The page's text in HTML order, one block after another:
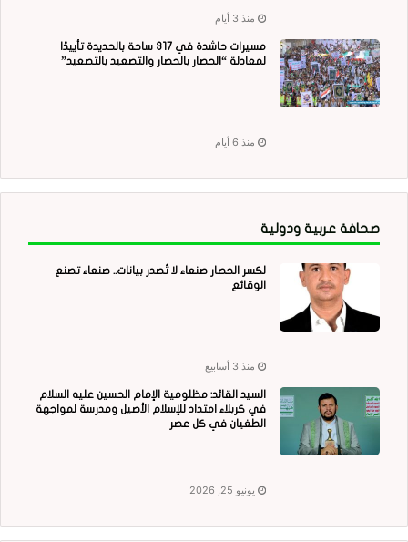
منذ 3 أيام
مسيرات حاشدة في 317 ساحة بالحديدة تأييدًا
لمعادلة “الحصار بالحصار والتصعيد بالتصعيد”
منذ 6 أيام
صحافة عربية ودولية
لكسر الحصار صنعاء لا تُصدر بيانات.. صنعاء تصنع
الوقائع
منذ 3 أسابيع
السيد القائد: مظلومية الإمام الحسين عليه السلام
في كربلاء امتداد للإسلام الأصيل ومدرسة لمواجهة
الطغيان في كل عصر
يونيو 25, 2026